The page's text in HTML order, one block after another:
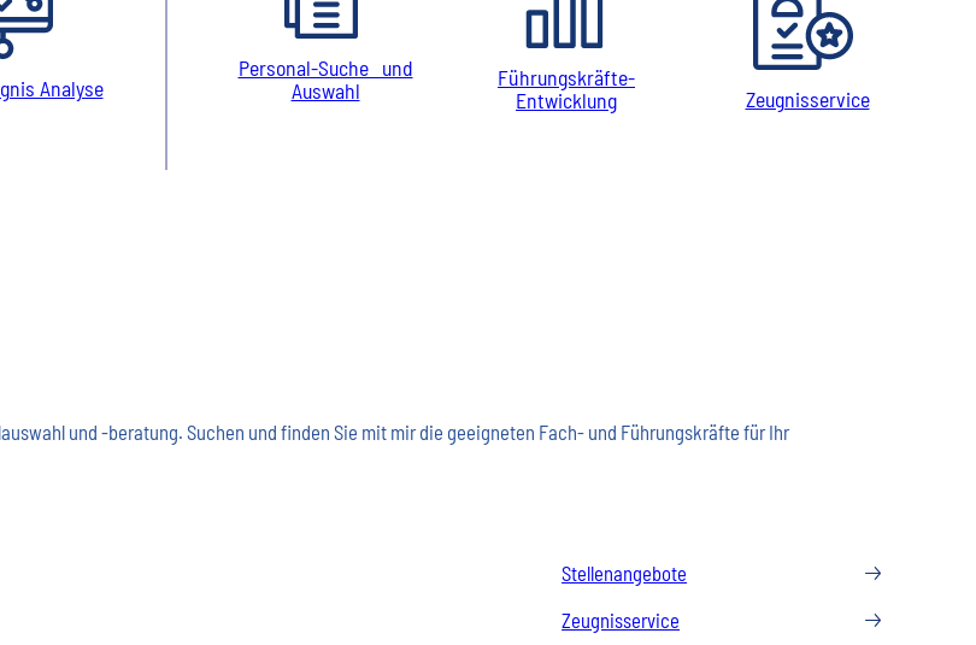
Analyse
Personal-Suche und
Auswahl
Führungskräfte-
Entwicklung
Zeugnisservice
und -beratung. Suchen und finden Sie mit mir die geeigneten Fach- und Führungskräfte für Ihr
Stellenangebote
Zeugnisservice